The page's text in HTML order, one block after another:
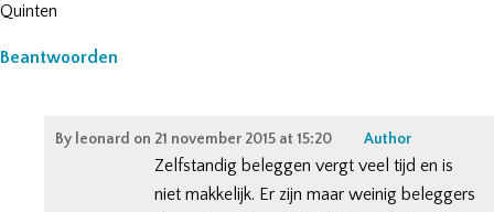
Quinten
Beantwoorden
By leonard on 21 november 2015 at 15:20 Author
Zelfstandig beleggen vergt veel tijd en is
niet makkelijk. Er zijn maar weinig beleggers